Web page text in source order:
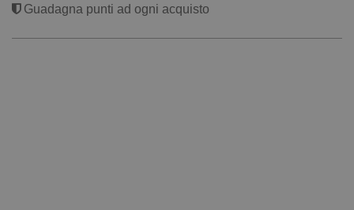
Guadagna punti ad ogni acquisto